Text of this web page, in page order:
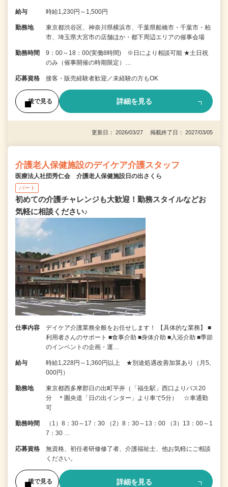
給与 時給1,230円～1,500円
勤務地
東京都渋谷区、神奈川県横浜市、千葉県船橋市・千葉市・柏
市、埼玉県大宮市の店舗ほか・都下周辺エリアの催事会場
勤務時間
9：00～18：00(実働8時間) ※日により相談可能 ★土日祝
のみ（催事開催の時期限定）…
応募資格 接客・販売経験者歓迎／未経験の方もOK
後で見る 詳細を見る
更新日： 2026/03/27 掲載終了日： 2027/03/05
介護老人保健施設のデイケア介護スタッフ
医療法人社団秀仁会 介護老人保健施設日の出さくら
パート
初めての介護チャレンジも大歓迎！勤務スタイルなどお
気軽に相談ください♪
仕事内容
デイケア介護業務全般をお任せします！ 【具体的な業務】 ■
利用者さんのサポート ■食事介助 ■身体介助 ■入浴介助 ■季節
のインベントの企画・運…
給与
時給1,228円～1,360円以上 ★別途処遇改善加算あり（月5,
000円）
勤務地
東京都西多摩郡日の出町平井（「福生駅」西口よりバス20
分 ＊圏央道「日の出インター」より車で5分） ☆車通勤
可
勤務時間
（1）8：30～17：30 （2）8：30～13：00 （3）13：00～1
7：30 …
応募資格
無資格、初任者研修修了者、介護福祉士、他お気軽にご相談
ください。
後で見る 詳細を見る